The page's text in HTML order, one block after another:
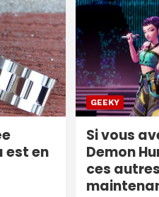
est en
GEEKY
Si vous
Demon
ces